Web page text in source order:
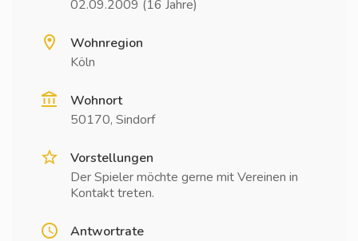
02.09.2009 (16 Jahre)
Wohnregion
Köln
Wohnort
50170, Sindorf
Vorstellungen
Der Spieler möchte gerne mit Vereinen in
Kontakt treten.
Antwortrate